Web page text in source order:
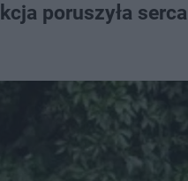
poruszyła serca